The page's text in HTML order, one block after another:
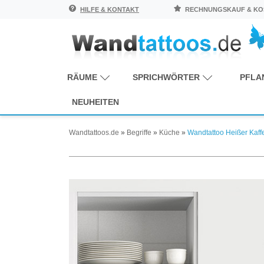
HILFE & KONTAKT RECHNUNGSKAUF &
RÄUME SPRICHWÖRTER
NEUHEITEN
Wandtattoos.de » Begriffe » Küche » Wandtattoo Heißer